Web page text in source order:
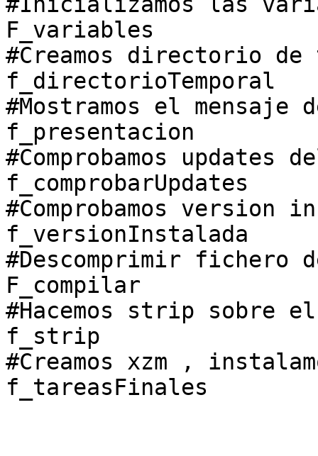
F_variables
#Creamos directorio
f_directorioTemporal
#Mostramos el mensaje
f_presentacion
#Comprobamos updates
f_comprobarUpdates
#Comprobamos version
f_versionInstalada
#Descomprimir fichero
F_compilar
#Hacemos strip sobre
f_strip
#Creamos xzm ,
f_tareasFinales